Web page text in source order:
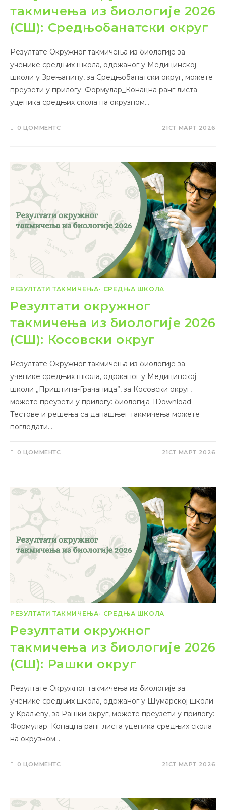
такмичења из биологије 2026
(СШ): Средњобанатски округ
Резултате Окружног такмичења из биологије за
ученике средњих школа, одржаног у Медицинској
школи у Зрењанину, за Средњобанатски округ, можете
преузети у прилогу: Формулар_Конацна ранг листа
уценика средњих скола на окрузном…
0 ЦОММЕНТС 21СТ МАРТ 2026
РЕЗУЛТАТИ ТАКМИЧЕЊА- СРЕДЊА ШКОЛА
Резултати окружног
такмичења из биологије 2026
(СШ): Косовски округ
Резултате Окружног такмичења из биологије за
ученике средњих школа, одржаног у Медицинској
школи „Приштина-Грачаница”, за Косовски округ,
можете преузети у прилогу: биологија-1Download
Тестове и решења са данашњег такмичења можете
погледати…
0 ЦОММЕНТС 21СТ МАРТ 2026
РЕЗУЛТАТИ ТАКМИЧЕЊА- СРЕДЊА ШКОЛА
Резултати окружног
такмичења из биологије 2026
(СШ): Рашки округ
Резултате Окружног такмичења из биологије за
ученике средњих школа, одржаног у Шумарској школи
у Краљеву, за Рашки округ, можете преузети у прилогу:
Формулар_Конацна ранг листа уценика средњих скола
на окрузном…
0 ЦОММЕНТС 21СТ МАРТ 2026